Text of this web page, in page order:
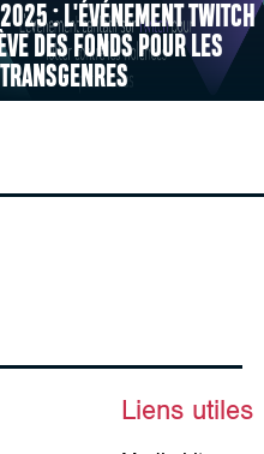
2025 : L'ÉVÉNEMENT TWITCH
DES FONDS POUR LES
Liens utiles